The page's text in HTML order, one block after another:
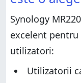
Despachetarea
MR2200ac
Caracteristici
Configurarea și
MR2200ac
Performanța
Verdict
Despachetarea
MR2200ac
Caracteristici
MR2200ac
Synology
excelent
utilizatori:
Utilizatorii